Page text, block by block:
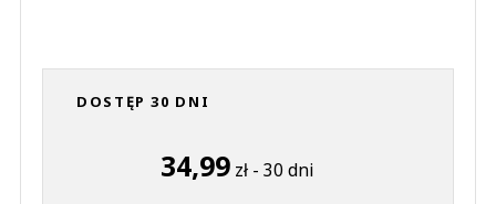
DOSTĘP 30 DNI
34,99 zł - 30 dni